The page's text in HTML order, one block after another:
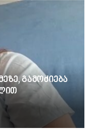
გამოძიება